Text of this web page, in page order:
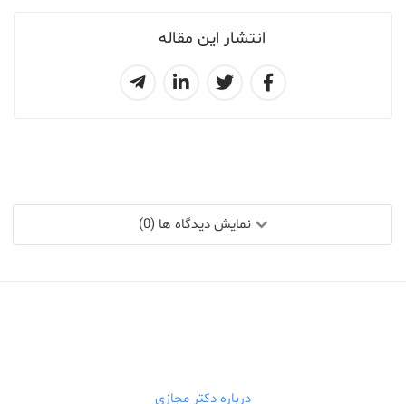
انتشار این مقاله